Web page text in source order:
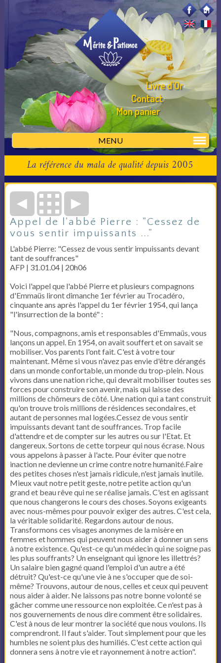
MENU
Livre d'Or
Contact
Mon panier
La référence du mala de qualité depuis 2005
◄ ►
Appel de l'abbé Pierre : "Cessez de
vous sentir impuissants ..."
L'abbé Pierre: "Cessez de vous sentir impuissants devant
tant de souffrances"
AFP | 31.01.04 | 20h06
Voici l'appel que l'abbé Pierre et plusieurs compagnons
d'Emmaüs liront dimanche 1er février au Trocadéro,
cinquante ans après l'appel du 1er février 1954, qui lança
"l'insurrection de la bonté" :
"Nous, compagnons, amis et responsables d'Emmaüs, vous
lançons un appel. En 1954, on avait souffert et on savait se
mobiliser. Vos parents l'ont fait. C'est à votre tour
maintenant. Même si vous n'avez pas envie d'être dérangés
dans un monde confortable, un monde du trop-plein. Nous
vivons dans une nation riche, qui devrait mobiliser toutes ses
forces pour construire son avenir, mais qui laisse des
millions de chômeurs de côté. Une nation qui a tant construit
qu'on trouve trois millions de résidences secondaires, et
autant de personnes mal logées.Cessez de vous sentir
impuissants devant tant de souffrances. Trop facile
d'attendre et de compter sur les autres ou sur l'Etat. Et
dangereux. Sortons de cette torpeur qui nous écrase. Nous
vous appelons à passer à l'acte. Pour éviter que notre
inaction ne devienne un crime contre notre humanité.Faire
des petites choses n'est jamais ridicule, n'est jamais inutile.
Mieux vaut notre petit geste, notre petite action qu'un
grand et beau rêve qui ne se réalise jamais. C'est en agissant
que nous changerons le cours des choses. Soyons exigeants
avec nous-mêmes pour pouvoir exiger des autres. C'est cela,
la véritable solidarité. Regardons autour de nous.
Transformons ces visages anonymes de la misère en
femmes et hommes qui peuvent nous aider à donner un sens
à notre existence. Qu'est-ce qu'un médecin qui ne soigne pas
les plus souffrants? Un enseignant qui ignore les illettrés?
Un salaire bien gagné quand l'emploi d'un autre a été
détruit? Qu'est-ce qu'une vie à ne s'occuper que de soi-
même? Trouvons, autour de nous, celles et ceux qui peuvent
nous aider à aider. Ne laissons pas notre bonne volonté se
gâcher comme une ressource non exploitée. Ce n'est pas à
nos gouvernements de nous dire comment être solidaires.
C'est à nous de leur montrer la société que nous voulons. Ils
comprendront. Il faut s'aider. Tout simplement pour que les
humbles ne soient plus des humiliés. C'est cette action qui
donnera sens à notre vie et rayonnement à notre action".